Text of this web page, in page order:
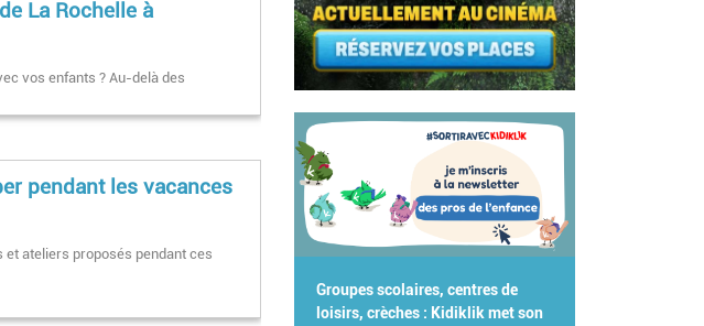
La Rochelle à
vos enfants ? Au-delà des
pendant les vacances
et ateliers proposés pendant ces
Groupes scolaires, centres de
loisirs, crèches : Kidiklik met son